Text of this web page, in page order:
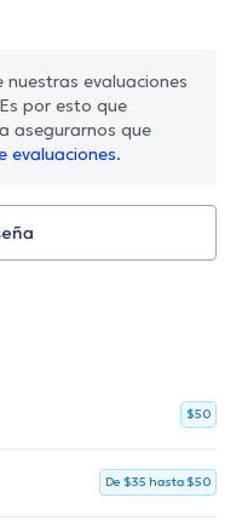
evaluaciones
por esto que
asegurarnos que
evaluaciones.
$50
De $35 hasta $50